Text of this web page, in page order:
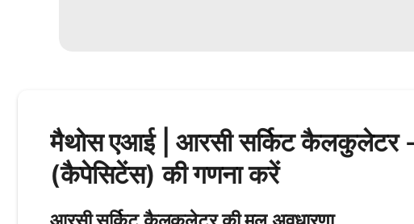
मैथोस एआई | आरसी सर्किट कैलकुलेटर -
(कैपेसिटेंस) की गणना करें